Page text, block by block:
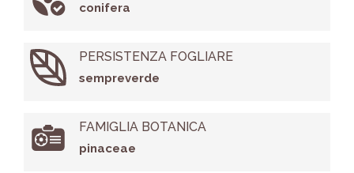
conifera
PERSISTENZA FOGLIARE
sempreverde
FAMIGLIA BOTANICA
pinaceae